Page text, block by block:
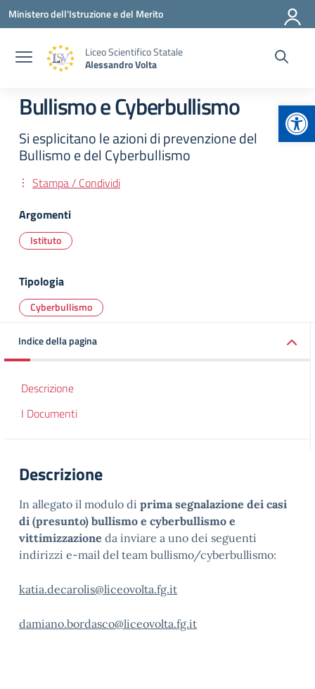
Vai ai contenuti
Vai al menu di navigazione
Vai al footer
Ministero dell'Istruzione e del Merito
Liceo Scientifico Statale
Alessandro Volta
Bullismo e Cyberbullismo
Si esplicitano le azioni di prevenzione del
Bullismo e del Cyberbullismo
Stampa / Condividi
Argomenti
Istituto
Tipologia
Cyberbullismo
Indice della pagina
Descrizione
I Documenti
Descrizione
In allegato il modulo di prima segnalazione dei casi
di (presunto) bullismo e cyberbullismo e
vittimizzazione da inviare a uno dei seguenti
indirizzi e-mail del team bullismo/cyberbullismo:
katia.decarolis@liceovolta.fg.it
damiano.bordasco@liceovolta.fg.it